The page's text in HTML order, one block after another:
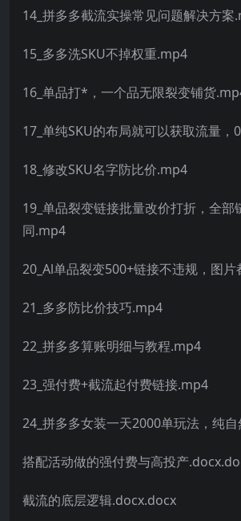
14_拼多多截流实操常见问题解决方案
15_多多洗SKU不掉权重.mp4
16_单品打*，一个品无限裂变铺货
17_单纯SKU的布局就可以获取流量，
18_修改SKU名字防比价.mp4
19_单品裂变链接批量改价打折，全部
同.mp4
20_Al单品裂变500+链接不违规，图
21_多多防比价技巧.mp4
22_拼多多算账明细与教程.mp4
23_强付费+截流起付费链接.mp4
24_拼多多女装一天2000单玩法，纯
搭配活动做的强付费与高投产
截流的底层逻辑.docx.docx